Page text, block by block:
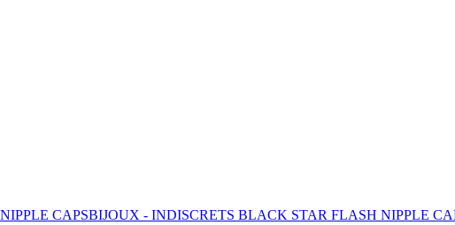
CAPSBIJOUX - INDISCRETS BLACK STAR FLASH NIPPLE